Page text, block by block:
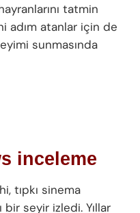
tatmin
adım atanlar için de
sunmasında
inceleme
tıpkı sinema
bir seyir izledi. Yıllar